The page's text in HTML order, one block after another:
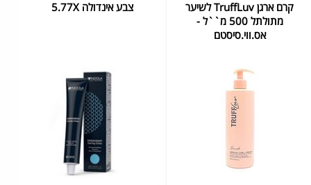
קרם ארגן TruffLuv לשיער
מתולתל 500 מ``ל -
אס.ווי.סיסטם
צבע אינדולה 5.77X